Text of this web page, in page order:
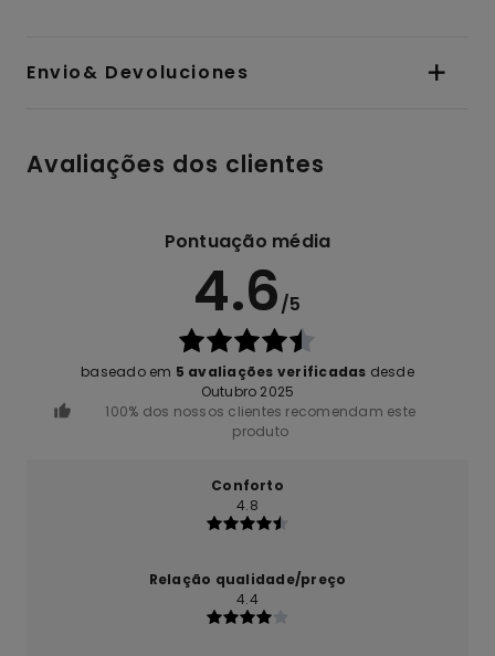
Envio& Devoluciones
Avaliações dos clientes
Pontuação média
4.6/5
baseado em 5 avaliações verificadas desde
Outubro 2025
100% dos nossos clientes recomendam este
produto
Conforto
4.8
Relação qualidade/preço
4.4